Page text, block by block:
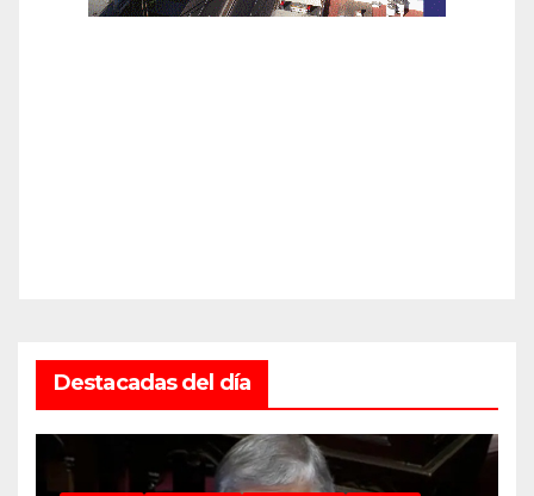
Destacadas del día